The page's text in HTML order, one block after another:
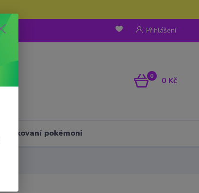
Přihlášení
0 0 Kč
Háčkovaní pokémoni